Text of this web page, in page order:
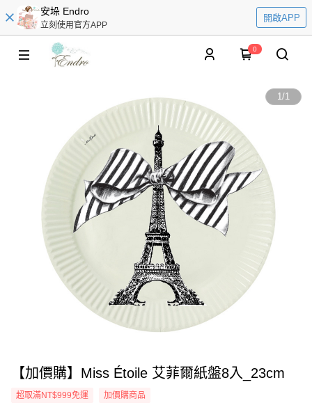
安垛 Endro
立刻使用官方APP
開啟APP
0
1/1
【加價購】Miss Étoile 艾菲爾紙盤8入_23cm
超取滿NT$999免運 加價購商品